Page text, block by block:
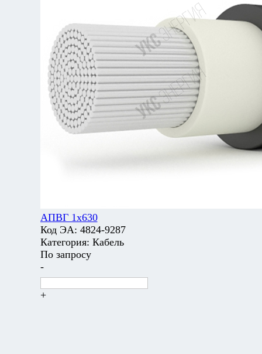
АПВГ 1х630
Код ЭА: 4824-9287
Категория: Кабель
По запросу
-
+